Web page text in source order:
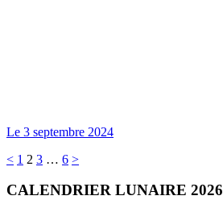
Le 3 septembre 2024
Pagination
des
< 1 2 3 … 6 >
CALENDRIER LUNAIRE 2026